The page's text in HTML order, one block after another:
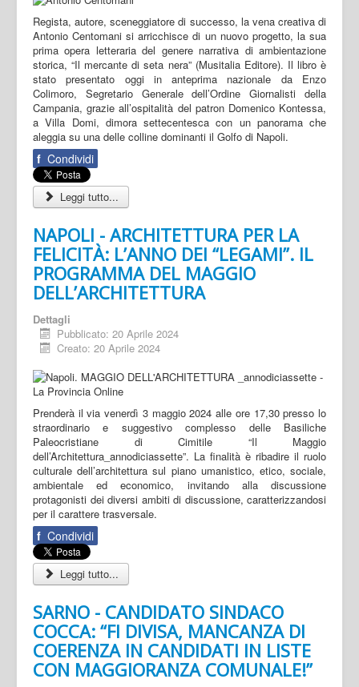
Regista, autore, sceneggiatore di successo, la vena creativa di
Antonio Centomani si arricchisce di un nuovo progetto, la sua
prima opera letteraria del genere narrativa di ambientazione
storica, “Il mercante di seta nera” (Musitalia Editore). Il libro è
stato presentato oggi in anteprima nazionale da Enzo
Colimoro, Segretario Generale dell’Ordine Giornalisti della
Campania, grazie all’ospitalità del patron Domenico Kontessa,
a Villa Domi, dimora settecentesca con un panorama che
aleggia su una delle colline dominanti il Golfo di Napoli.
f Condividi
Leggi tutto...
NAPOLI - ARCHITETTURA PER LA
FELICITÀ: L’ANNO DEI “LEGAMI”. IL
PROGRAMMA DEL MAGGIO
DELL’ARCHITETTURA
Dettagli
Pubblicato: 20 Aprile 2024
Creato: 20 Aprile 2024
Prenderà il via venerdì 3 maggio 2024 alle ore 17,30 presso lo
straordinario e suggestivo complesso delle Basiliche
Paleocristiane di Cimitile “Il Maggio
dell’Architettura_annodiciassette”. La finalità è ribadire il ruolo
culturale dell’architettura sul piano umanistico, etico, sociale,
ambientale ed economico, invitando alla discussione
protagonisti dei diversi ambiti di discussione, caratterizzandosi
per il carattere trasversale.
f Condividi
Leggi tutto...
SARNO - CANDIDATO SINDACO
COCCA: “FI DIVISA, MANCANZA DI
COERENZA IN CANDIDATI IN LISTE
CON MAGGIORANZA COMUNALE!”